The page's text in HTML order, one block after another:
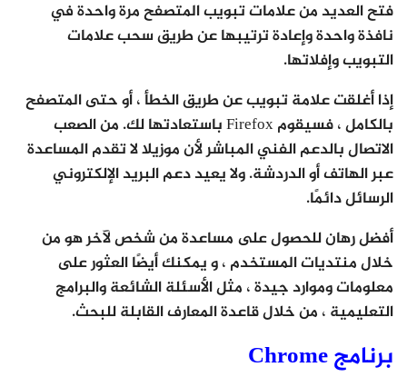
فتح العديد من علامات تبويب المتصفح مرة واحدة في
نافذة واحدة وإعادة ترتيبها عن طريق سحب علامات
التبويب وإفلاتها.
إذا أغلقت علامة تبويب عن طريق الخطأ ، أو حتى المتصفح
بالكامل ، فسيقوم Firefox باستعادتها لك. من الصعب
الاتصال بالدعم الفني المباشر لأن موزيلا لا تقدم المساعدة
عبر الهاتف أو الدردشة. ولا يعيد دعم البريد الإلكتروني
الرسائل دائمًا.
أفضل رهان للحصول على مساعدة من شخص لآخر هو من
خلال منتديات المستخدم ، و يمكنك أيضًا العثور على
معلومات وموارد جيدة ، مثل الأسئلة الشائعة والبرامج
التعليمية ، من خلال قاعدة المعارف القابلة للبحث.
برنامج Chrome